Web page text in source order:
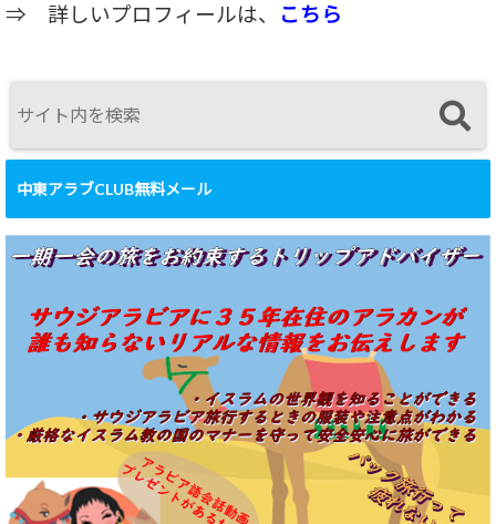
⇒ 詳しいプロフィールは、 こちら
中東アラブCLUB無料メール